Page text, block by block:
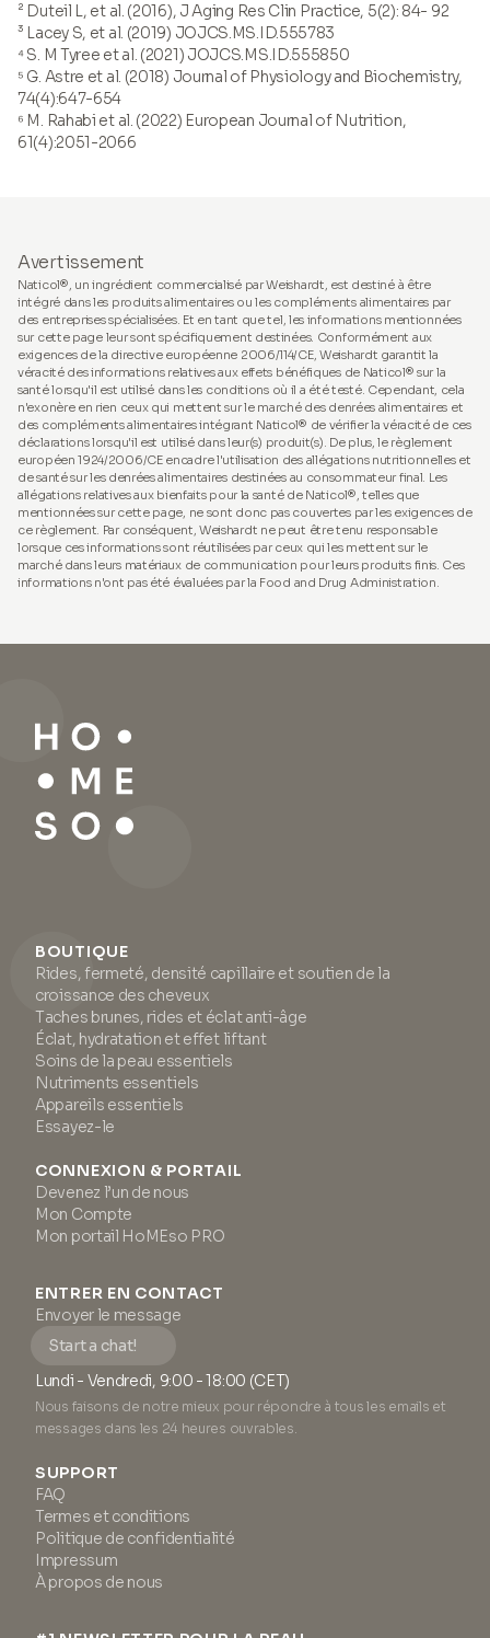
² Duteil L, et al. (2016), J Aging Res Clin Practice, 5(2): 84- 92
³ Lacey S, et al. (2019) JOJCS.MS.ID.555783
⁴ S. M Tyree et al. (2021) JOJCS.MS.ID.555850
⁵ G. Astre et al. (2018) Journal of Physiology and Biochemistry,
74(4):647-654
⁶ M. Rahabi et al. (2022) European Journal of Nutrition,
61(4):2051-2066
Avertissement
Naticol®, un ingrédient commercialisé par Weishardt, est destiné à être
intégré dans les produits alimentaires ou les compléments alimentaires par
des entreprises spécialisées. Et en tant que tel, les informations mentionnées
sur cette page leur sont spécifiquement destinées. Conformément aux
exigences de la directive européenne 2006/114/CE, Weishardt garantit la
véracité des informations relatives aux effets bénéfiques de Naticol® sur la
santé lorsqu'il est utilisé dans les conditions où il a été testé. Cependant, cela
n'exonère en rien ceux qui mettent sur le marché des denrées alimentaires et
des compléments alimentaires intégrant Naticol® de vérifier la véracité de ces
déclarations lorsqu'il est utilisé dans leur(s) produit(s). De plus, le règlement
européen 1924/2006/CE encadre l'utilisation des allégations nutritionnelles et
de santé sur les denrées alimentaires destinées au consommateur final. Les
allégations relatives aux bienfaits pour la santé de Naticol®, telles que
mentionnées sur cette page, ne sont donc pas couvertes par les exigences de
ce règlement. Par conséquent, Weishardt ne peut être tenu responsable
lorsque ces informations sont réutilisées par ceux qui les mettent sur le
marché dans leurs matériaux de communication pour leurs produits finis. Ces
informations n'ont pas été évaluées par la Food and Drug Administration.
BOUTIQUE
Rides, fermeté, densité capillaire et soutien de la
croissance des cheveux
Taches brunes, rides et éclat anti-âge
Éclat, hydratation et effet liftant
Soins de la peau essentiels
Nutriments essentiels
Appareils essentiels
Essayez-le
CONNEXION & PORTAIL
Devenez l’un de nous
Mon Compte
Mon portail HoMEso PRO
ENTRER EN CONTACT
Envoyer le message
Start a chat!
Lundi - Vendredi, 9:00 - 18:00 (CET)
Nous faisons de notre mieux pour répondre à tous les emails et
messages dans les 24 heures ouvrables.
SUPPORT
FAQ
Termes et conditions
Politique de confidentialité
Impressum
À propos de nous